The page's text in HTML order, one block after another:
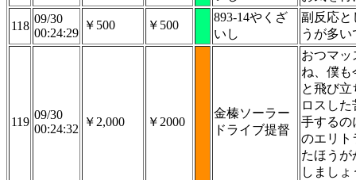
118
09/30
00:24:29
￥500 ￥500
893-14やくざ
いし
副反応と
うが多
119
09/30
00:24:32
￥2,000 ￥2000
金榛ソーラー
ドライブ提督
おつマッ
ね、僕も
と飛び
ロスし
手するの
のエリト
たほうが
しまし